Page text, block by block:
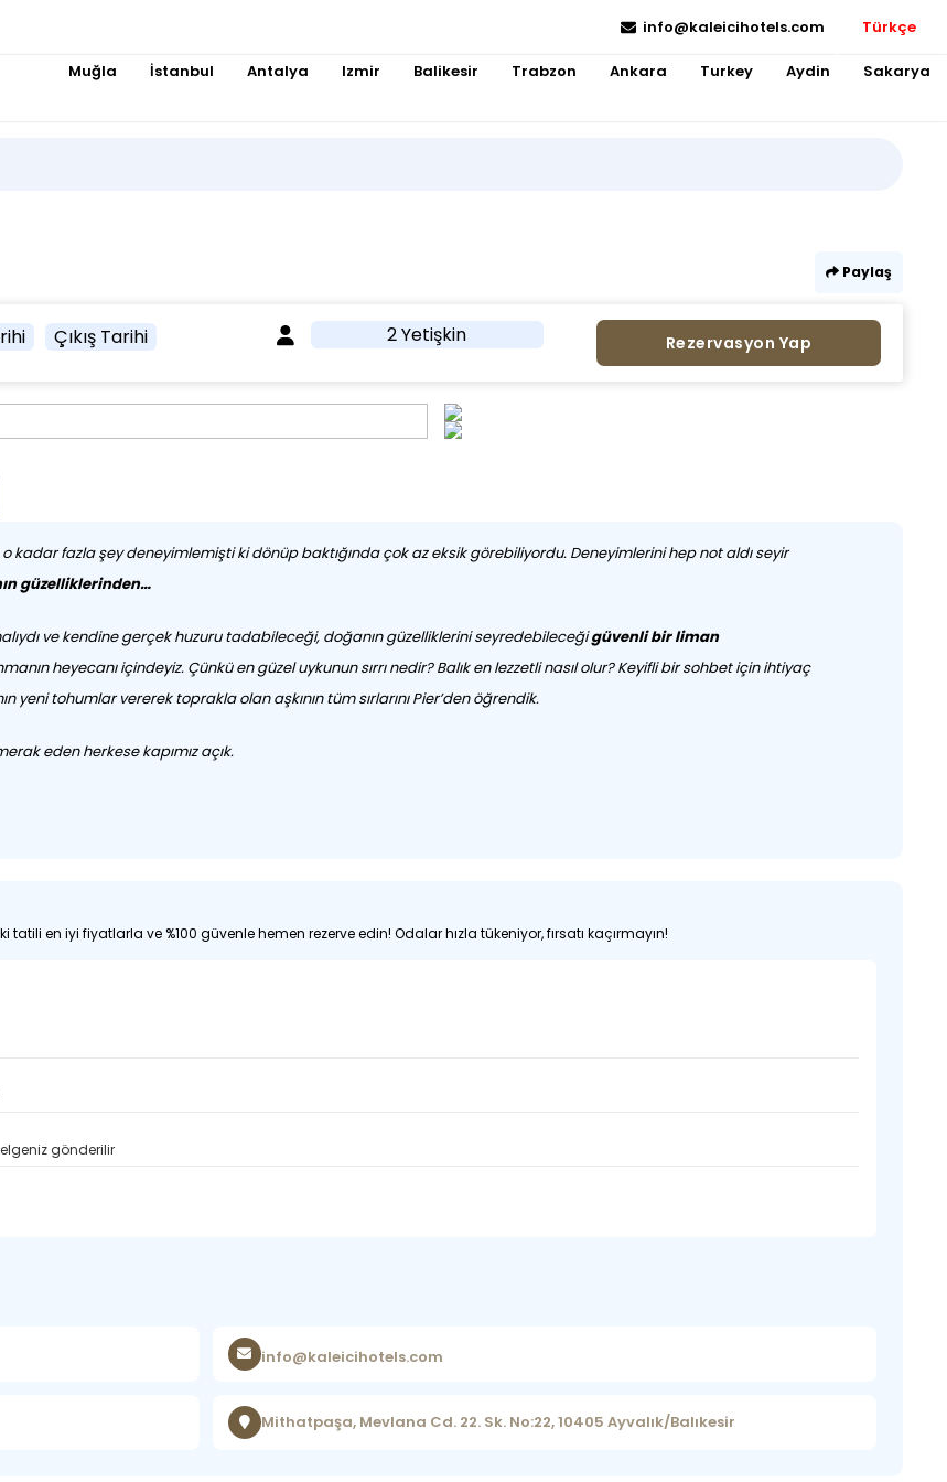
info@kaleicihotels.com Türkçe
Muğla İstanbul Antalya Izmir Balikesir Trabzon Ankara Turkey Aydin Sakarya
Paylaş
Çıkış Tarihi 2 Yetişkin Rezervasyon Yap
kadar fazla şey deneyimlemişti ki dönüp baktığında çok az eksik görebiliyordu. Deneyimlerini hep not aldı seyir
güzelliklerinden…
ve kendine gerçek huzuru tadabileceği, doğanın güzelliklerini seyredebileceğigüvenli bir liman
heyecanı içindeyiz. Çünkü en güzel uykunun sırrı nedir? Balık en lezzetli nasıl olur? Keyifli bir sohbet için ihtiyaç
yeni tohumlar vererek toprakla olan aşkının tüm sırlarını Pier’den öğrendik.
eden herkese kapımız açık.
tatili en iyi fiyatlarla ve %100 güvenle hemen rezerve edin! Odalar hızla tükeniyor, fırsatı kaçırmayın!
gönderilir
info@kaleicihotels.com
Mithatpaşa, Mevlana Cd. 22. Sk. No:22, 10405 Ayvalık/Balıkesir